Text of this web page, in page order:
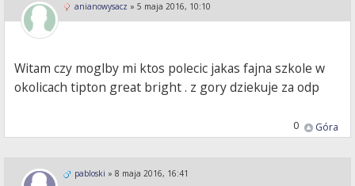
anianowysacz » 5 maja 2016, 10:10
Witam czy moglby mi ktos polecic jakas fajna szkole w
okolicach tipton great bright . z gory dziekuje za odp
Góra
0
pabloski » 8 maja 2016, 16:41